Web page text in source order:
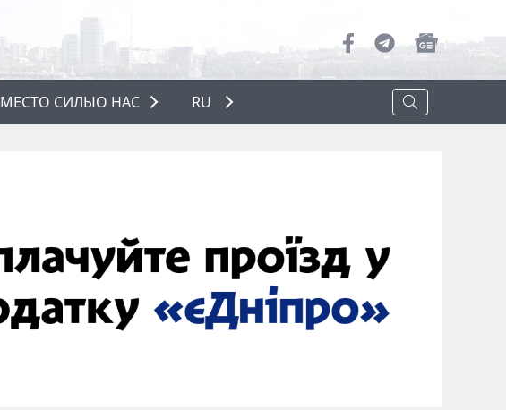
МЕСТО СИЛЫО НАС
О НАС
RU